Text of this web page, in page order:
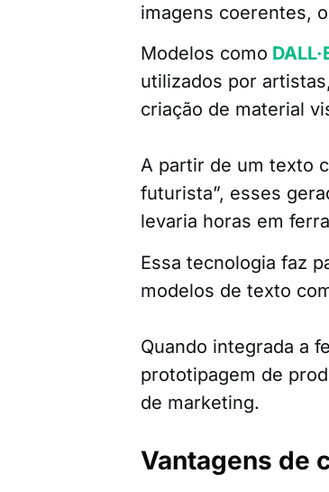
imagens coerentes,
Modelos como
utilizados por
criação de material
A partir de um texto
futurista”, esses
levaria horas em
Essa tecnologia faz
modelos de texto
Quando integrada a
prototipagem de
de marketing.
Vantagens de